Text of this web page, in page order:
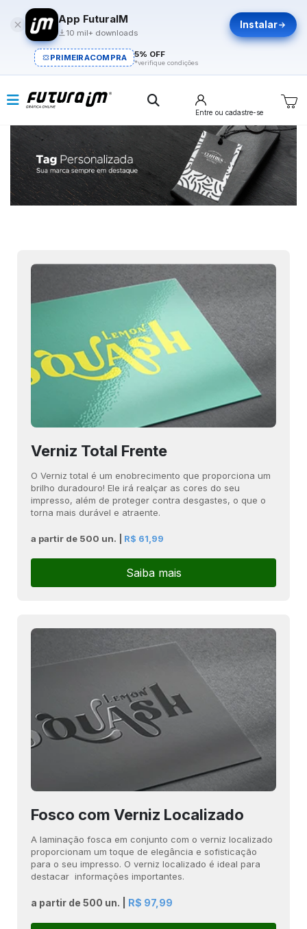
App FuturaIM
10 mil+ downloads
Instalar
PRIMEIRACOMPRA 5% OFF
*verifique condições
Entre ou cadastre-se
Verniz Total Frente
O Verniz total é um enobrecimento que proporciona um
brilho duradouro! Ele irá realçar as cores do seu
impresso, além de proteger contra desgastes, o que o
torna mais durável e atraente.
a partir de 500 un. | R$ 61,99
Saiba mais
Fosco com Verniz Localizado
A laminação fosca em conjunto com o verniz localizado
proporcionam um toque de elegância e sofisticação
para o seu impresso. O verniz localizado é ideal para
destacar informações importantes.
a partir de 500 un. | R$ 97,99